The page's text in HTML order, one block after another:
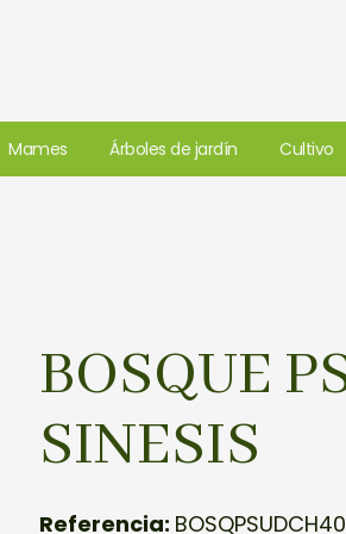
Mames Árboles de jardín Cultivo
BOSQUE
SINESIS
Referencia: